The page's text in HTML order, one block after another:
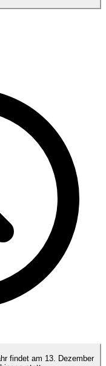
findet am 13. Dezember